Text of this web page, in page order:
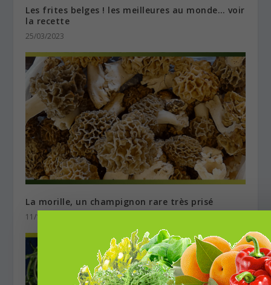
Les frites belges ! les meilleures au monde… voir
la recette
25/03/2023
La morille, un champignon rare très prisé
11/10/2024